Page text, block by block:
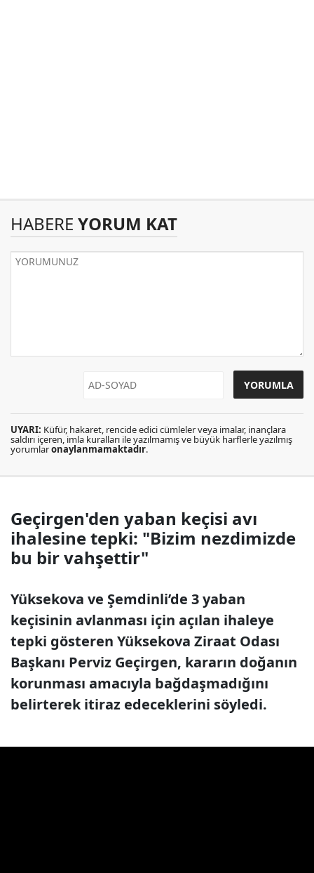
HABERE YORUM KAT
UYARI: Küfür, hakaret, rencide edici cümleler veya imalar, inançlara
saldırı içeren, imla kuralları ile yazılmamış ve büyük harflerle yazılmış
yorumlaronaylanmamaktadır.
Geçirgen'den yaban keçisi avı
ihalesine tepki: "Bizim nezdimizde
bu bir vahşettir"
Yüksekova ve Şemdinli’de 3 yaban
keçisinin avlanması için açılan ihaleye
tepki gösteren Yüksekova Ziraat Odası
Başkanı Perviz Geçirgen, kararın doğanın
korunması amacıyla bağdaşmadığını
belirterek itiraz edeceklerini söyledi.